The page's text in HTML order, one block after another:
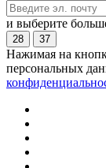
и выберите
28 37
Нажимая на
персональных